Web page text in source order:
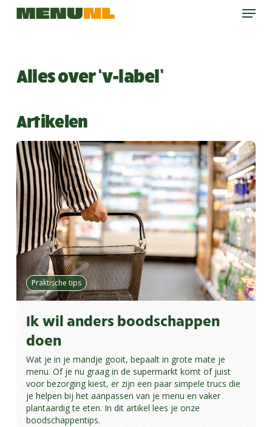
Skip
Menu
Alles over ‘v-label’
Artikelen
Praktische tips
Ik wil anders boodschappen
doen
Wat je in je mandje gooit, bepaalt in grote mate je
menu. Of je nu graag in de supermarkt komt of juist
voor bezorging kiest, er zijn een paar simpele trucs die
je helpen bij het aanpassen van je menu en vaker
plantaardig te eten. In dit artikel lees je onze
boodschappentips.